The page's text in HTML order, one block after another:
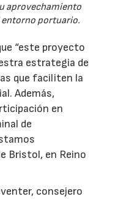
aprovechamiento
portuario.
“este proyecto
estrategia de
que faciliten la
Además,
en
de
Bristol, en Reino
consejero